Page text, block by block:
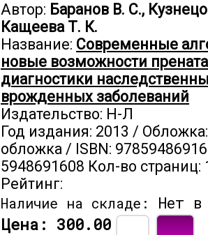
Автор: Баранов В. С.,
Кащеева Т. К.
Название: Современные
новые возможности
диагностики
врожденных заболеваний
Издательство: Н-Л
Год издания: 2013 /
обложка / ISBN:
5948691608 Кол-во страниц:
Рейтинг:
Наличие на складе:
Нет
Цена: 300.00